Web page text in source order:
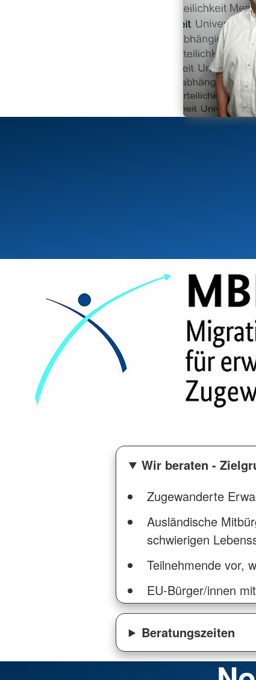
Wir beraten -
Zugewanderte
Ausländische
schwierigen
Teilnehmende vor,
EU-Bürger/innen
Beratungszeiten